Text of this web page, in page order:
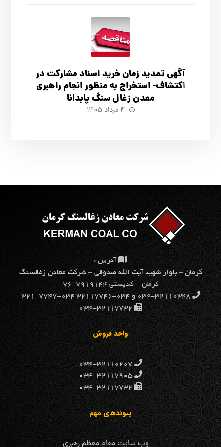
آگهي تمدید زمان خرید اسناد مشارکت در
اکتشاف- استخراج به منظور انجام راهبری
معدن زغال سنگ پابدانا
۴ مرداد ۱۴۰۵
آدرس :
كرمان – بلوار شهيد آيت الله صدوقي – شركت معادن زغالسنگ
كرمان – کدپستی ۷۶۱۷۹۱۹۱۴۴
۰۳۴-۳۲۱۱۰۳۴۸ و ۰۳۴-۳۲۱۱۷۷۴۶ ۰۳۴-۳۲۱۱۷۷۴۷
۰۳۴-۳۲۱۱۷۷۳۲
واحد فروش
۰۳۴-۳۲۱۱۰۲۰۷
۰۳۴-۳۲۱۱۷۹۰۵
۰۳۴-۳۲۱۱۷۷۳۲
پیوندهای مهم
وب سایت مقام معظم رهبری